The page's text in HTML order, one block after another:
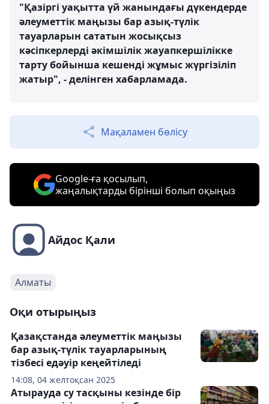
"Қазіргі уақытта үй жанындағы дүкендерде
әлеуметтік маңызы бар азық-түлік
тауарларын сататын жосықсыз
кәсіпкерлерді әкімшілік жауапкершілікке
тарту бойынша кешенді жұмыс жүргізіліп
жатыр", - делінген хабарламада.
Мақаламен бөлісу
Google-ға қосылып,
жаңалықтарды бірінші болып оқыңыз
Айдос Қали
Алматы
Оқи отырыңыз
14:08, 04 желтоқсан 2025
Қазақстанда әлеуметтік маңызы
бар азық-түлік тауарларының
тізбесі едәуір кеңейтіледі
Атырауда су тасқыны кезінде бір